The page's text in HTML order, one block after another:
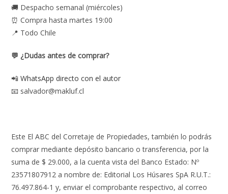
🚚 Despacho semanal (miércoles)
⏰ Compra hasta martes 19:00
📍 Todo Chile
💬 ¿Dudas antes de comprar?
📲WhatsApp directo con el autor
📧 salvador@makluf.cl
Este El ABC del Corretaje de Propiedades, también lo podrás
comprar mediante depósito bancario o transferencia, por la
suma de $ 29.000, a la cuenta vista del Banco Estado: Nº
23571807912 a nombre de: Editorial Los Húsares SpA R.U.T.:
76.497.864-1 y, enviar el comprobante respectivo, al correo